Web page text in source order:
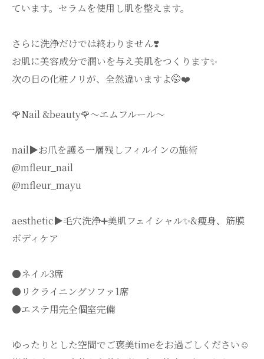
ています。セラムを使用し肌を整えます。
さらに洗浄だけでは終わりません❣️
お肌に美容成分で潤いを与え美肌をつくります✨
次の日の化粧ノリが、全然違いますよ🤭❤️
🌹Nail &beauty🌹〜エムフルール〜
nail▶︎お爪を護る一層残しフィルインの施術
@mfleur_nail
@mfleur_mayu
aesthetic▶︎毛穴洗浄➕美肌フェイシャル✨&痩身、筋膜
ボディケア
●ネイル3席
●リクライニングソファ1席
●エステ用完全個室完備
ゆったりとした空間でご褒美timeをお過ごしください☺️